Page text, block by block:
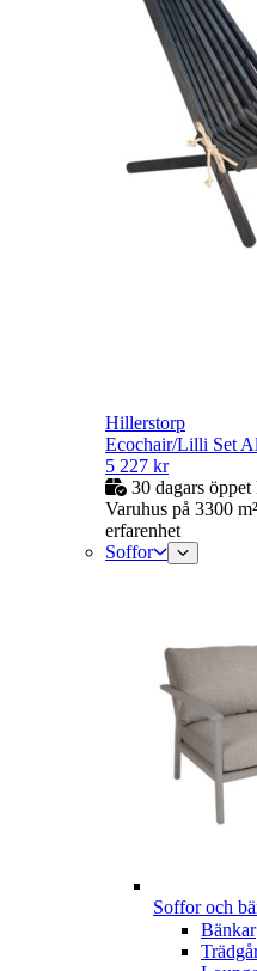
Hillerstorp
Ecochair/Lilli Set
5 227 kr
30 dagars öppet
Varuhus på 3300 m²
erfarenhet
Soffor
Soffor och
Bänkar